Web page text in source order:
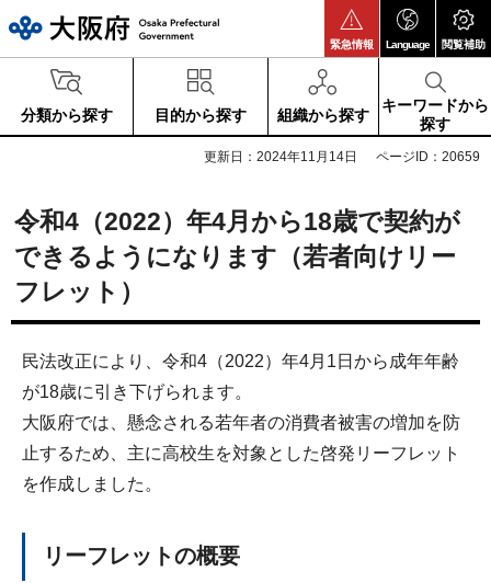
緊急情報 Language 閲覧補助
分類から探す 目的から探す 組織から探す
キーワードから
探す
更新日：2024年11月14日 ページID：20659
令和4（2022）年4月から18歳で契約が
できるようになります（若者向けリー
フレット）
民法改正により、令和4（2022）年4月1日から成年年齢
が18歳に引き下げられます。
大阪府では、懸念される若年者の消費者被害の増加を防
止するため、主に高校生を対象とした啓発リーフレット
を作成しました。
リーフレットの概要